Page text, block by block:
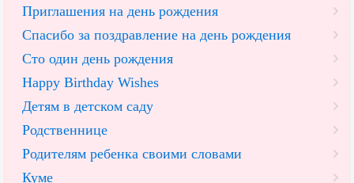
Приглашения на день рождения
Спасибо за поздравление на день рождения
Сто один день рождения
Happy Birthday Wishes
Детям в детском саду
Родственнице
Родителям ребенка своими словами
Куме